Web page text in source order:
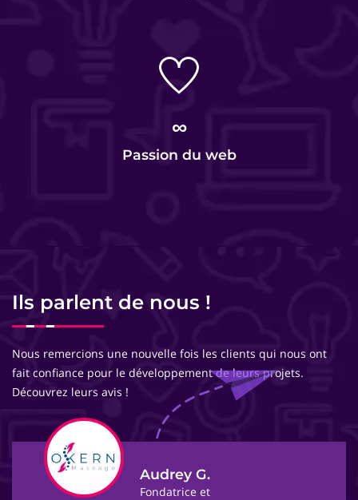
∞
Passion du web
Ils parlent de nous !
Nous remercions une nouvelle fois les clients qui nous ont
fait confiance pour le développement de leurs projets.
Découvrez leurs avis !
Audrey G.
Fondatrice et